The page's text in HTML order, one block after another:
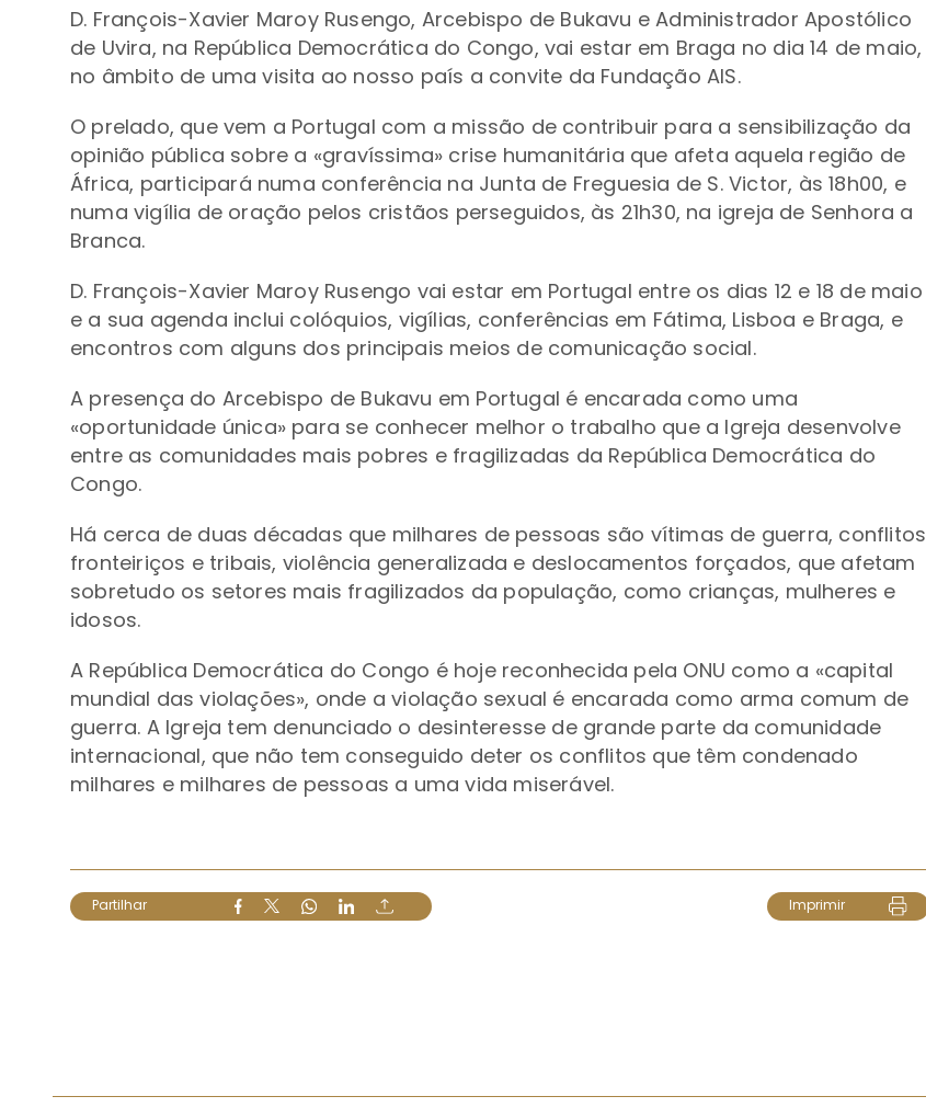
D. François-Xavier Maroy Rusengo, Arcebispo de Bukavu e Administrador Apostólico
de Uvira, na República Democrática do Congo, vai estar em Braga no dia 14 de maio,
no âmbito de uma visita ao nosso país a convite da Fundação AIS.
O prelado, que vem a Portugal com a missão de contribuir para a sensibilização da
opinião pública sobre a «gravíssima» crise humanitária que afeta aquela região de
África, participará numa conferência na Junta de Freguesia de S. Victor, às 18h00, e
numa vigília de oração pelos cristãos perseguidos, às 21h30, na igreja de Senhora a
Branca.
D. François-Xavier Maroy Rusengo vai estar em Portugal entre os dias 12 e 18 de maio
e a sua agenda inclui colóquios, vigílias, conferências em Fátima, Lisboa e Braga, e
encontros com alguns dos principais meios de comunicação social.
A presença do Arcebispo de Bukavu em Portugal é encarada como uma
«oportunidade única» para se conhecer melhor o trabalho que a Igreja desenvolve
entre as comunidades mais pobres e fragilizadas da República Democrática do
Congo.
Há cerca de duas décadas que milhares de pessoas são vítimas de guerra, conflitos
fronteiriços e tribais, violência generalizada e deslocamentos forçados, que afetam
sobretudo os setores mais fragilizados da população, como crianças, mulheres e
idosos.
A República Democrática do Congo é hoje reconhecida pela ONU como a «capital
mundial das violações», onde a violação sexual é encarada como arma comum de
guerra. A Igreja tem denunciado o desinteresse de grande parte da comunidade
internacional, que não tem conseguido deter os conflitos que têm condenado
milhares e milhares de pessoas a uma vida miserável.
Partilhar Imprimir